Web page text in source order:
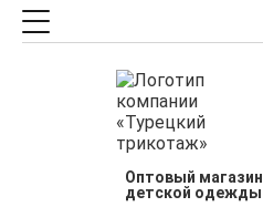
Оптовый магазин
детской одежды